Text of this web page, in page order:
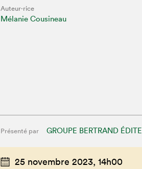
Auteur·rice
Mélanie Cousineau
Présenté par GROUPE BERTRAND
25 novembre 2023, 14h00